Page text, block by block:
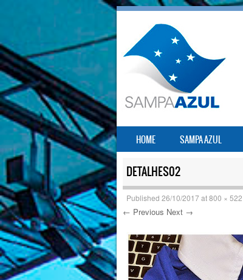
MENU
SKIP TO CONTENT
HOME SAMPA AZUL
DETALHES02
Published 26/10/2017at800 × 522
← Previous Next →